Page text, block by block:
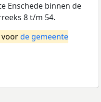
Enschede binnen de
8 t/m 54.
voorde gemeente